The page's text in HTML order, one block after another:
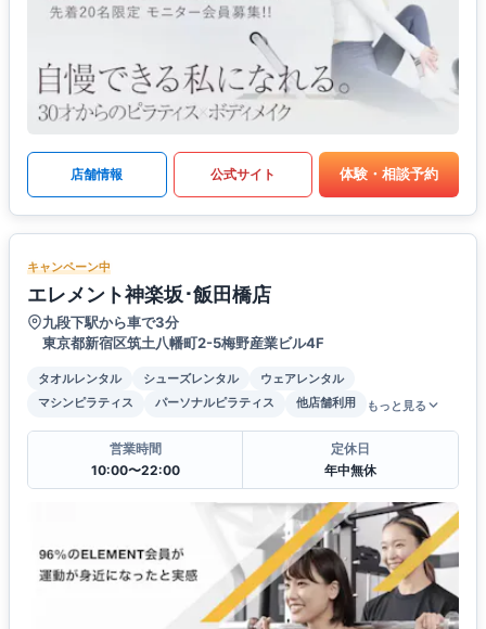
店舗情報 公式サイト 体験・相談予約
キャンペーン中
エレメント神楽坂･飯田橋店
九段下駅から車で3分
東京都新宿区筑土八幡町2-5梅野産業ビル4F
タオルレンタル シューズレンタル
ウェアレンタル
マシンピラティス
パーソナルピラティス 他店舗利用 もっと見る
営業時間
10:00〜22:00
定休日
年中無休